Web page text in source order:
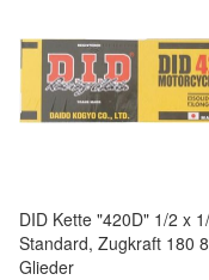
DID Kette "420D" 1/2 x
Standard, Zugkraft 180
Glieder